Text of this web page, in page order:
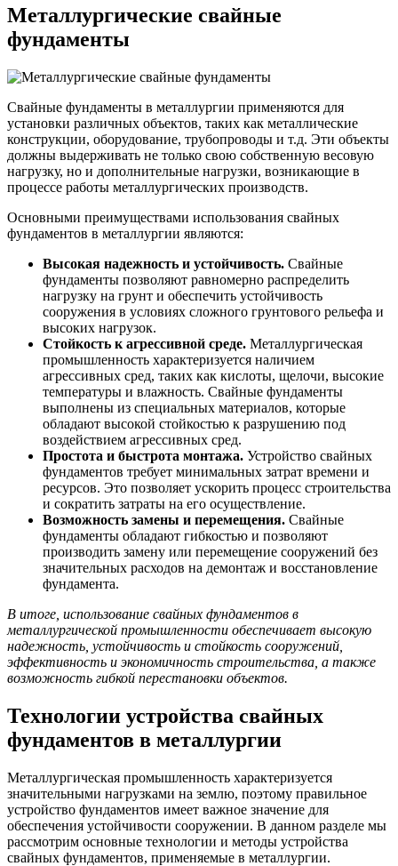
Металлургические свайные
фундаменты
Свайные фундаменты в металлургии применяются для
установки различных объектов, таких как металлические
конструкции, оборудование, трубопроводы и т.д. Эти объекты
должны выдерживать не только свою собственную весовую
нагрузку, но и дополнительные нагрузки, возникающие в
процессе работы металлургических производств.
Основными преимуществами использования свайных
фундаментов в металлургии являются:
Высокая надежность и устойчивость. Свайные
фундаменты позволяют равномерно распределить
нагрузку на грунт и обеспечить устойчивость
сооружения в условиях сложного грунтового рельефа и
высоких нагрузок.
Стойкость к агрессивной среде. Металлургическая
промышленность характеризуется наличием
агрессивных сред, таких как кислоты, щелочи, высокие
температуры и влажность. Свайные фундаменты
выполнены из специальных материалов, которые
обладают высокой стойкостью к разрушению под
воздействием агрессивных сред.
Простота и быстрота монтажа. Устройство свайных
фундаментов требует минимальных затрат времени и
ресурсов. Это позволяет ускорить процесс строительства
и сократить затраты на его осуществление.
Возможность замены и перемещения. Свайные
фундаменты обладают гибкостью и позволяют
производить замену или перемещение сооружений без
значительных расходов на демонтаж и восстановление
фундамента.
В итоге, использование свайных фундаментов в
металлургической промышленности обеспечивает высокую
надежность, устойчивость и стойкость сооружений,
эффективность и экономичность строительства, а также
возможность гибкой перестановки объектов.
Технологии устройства свайных
фундаментов в металлургии
Металлургическая промышленность характеризуется
значительными нагрузками на землю, поэтому правильное
устройство фундаментов имеет важное значение для
обеспечения устойчивости сооружении. В данном разделе мы
рассмотрим основные технологии и методы устройства
свайных фундаментов, применяемые в металлургии.